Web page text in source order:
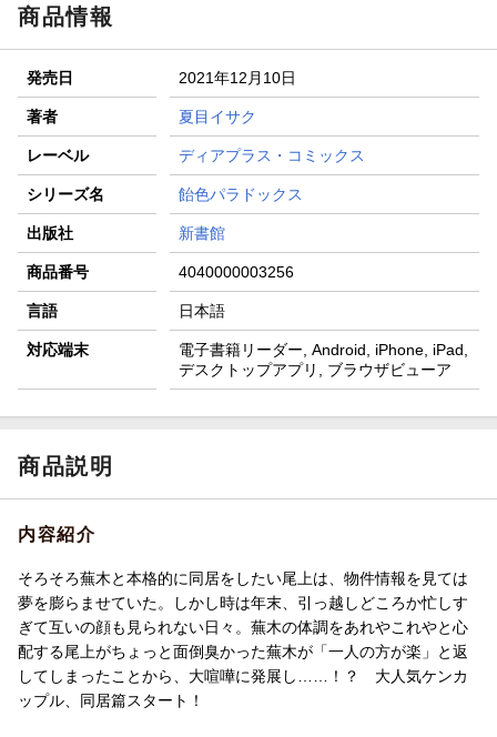
商品情報
発売日 2021年12月10日
著者 夏目イサク
レーベル ディアプラス・コミックス
シリーズ名 飴色パラドックス
出版社 新書館
商品番号 4040000003256
言語 日本語
対応端末
電子書籍リーダー, Android, iPhone, iPad,
デスクトップアプリ, ブラウザビューア
商品説明
内容紹介
そろそろ蕪木と本格的に同居をしたい尾上は、物件情報を見ては
夢を膨らませていた。しかし時は年末、引っ越しどころか忙しす
ぎて互いの顔も見られない日々。蕪木の体調をあれやこれやと心
配する尾上がちょっと面倒臭かった蕪木が「一人の方が楽」と返
してしまったことから、大喧嘩に発展し……！？ 大人気ケンカ
ップル、同居篇スタート！